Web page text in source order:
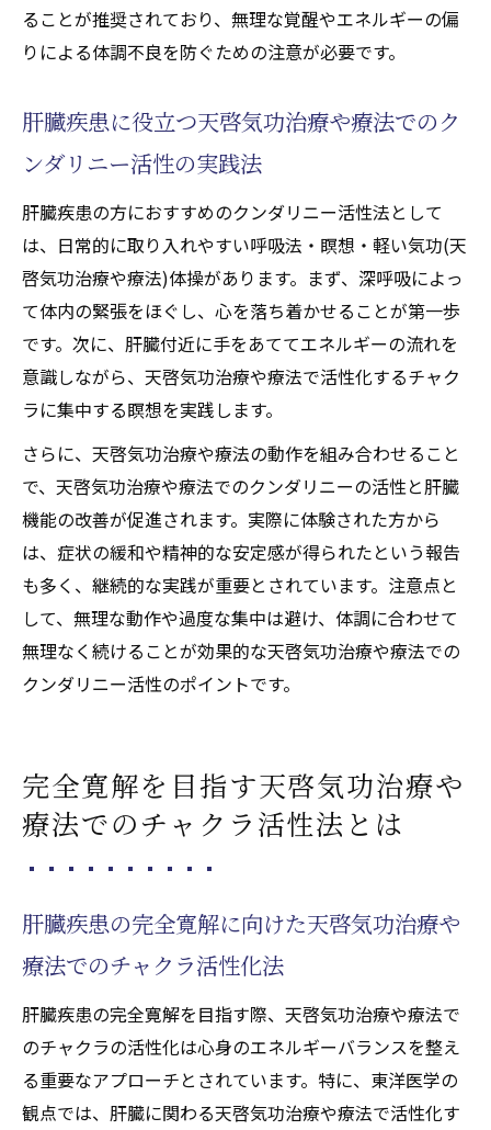
ることが推奨されており、無理な覚醒やエネルギーの偏
りによる体調不良を防ぐための注意が必要です。
肝臓疾患に役立つ天啓気功治療や療法でのク
ンダリニー活性の実践法
肝臓疾患の方におすすめのクンダリニー活性法として
は、日常的に取り入れやすい呼吸法・瞑想・軽い気功(天
啓気功治療や療法)体操があります。まず、深呼吸によっ
て体内の緊張をほぐし、心を落ち着かせることが第一歩
です。次に、肝臓付近に手をあててエネルギーの流れを
意識しながら、天啓気功治療や療法で活性化するチャク
ラに集中する瞑想を実践します。
さらに、天啓気功治療や療法の動作を組み合わせること
で、天啓気功治療や療法でのクンダリニーの活性と肝臓
機能の改善が促進されます。実際に体験された方から
は、症状の緩和や精神的な安定感が得られたという報告
も多く、継続的な実践が重要とされています。注意点と
して、無理な動作や過度な集中は避け、体調に合わせて
無理なく続けることが効果的な天啓気功治療や療法での
クンダリニー活性のポイントです。
完全寛解を目指す天啓気功治療や
療法でのチャクラ活性法とは
肝臓疾患の完全寛解に向けた天啓気功治療や
療法でのチャクラ活性化法
肝臓疾患の完全寛解を目指す際、天啓気功治療や療法で
のチャクラの活性化は心身のエネルギーバランスを整え
る重要なアプローチとされています。特に、東洋医学の
観点では、肝臓に関わる天啓気功治療や療法で活性化す